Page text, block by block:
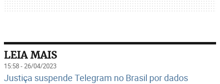
LEIA MAIS
15:58 - 26/04/2023
Justiça suspende Telegram no Brasil por dados